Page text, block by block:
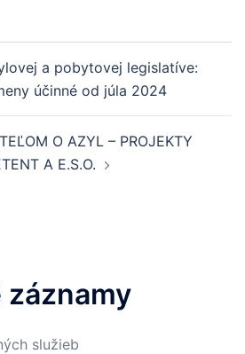
a pobytovej legislatíve:
účinné od júla 2024
O AZYL – PROJEKTY
A E.S.O.
záznamy
služieb